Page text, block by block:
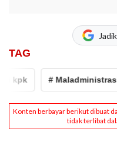
TAG
# Maladministrasi